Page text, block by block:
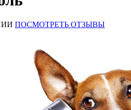
ПОСМОТРЕТЬ ОТЗЫВЫ